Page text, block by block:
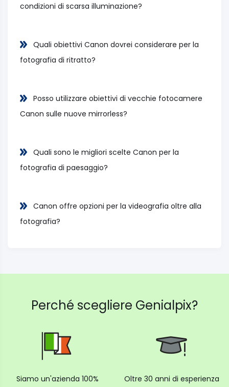
condizioni di scarsa illuminazione?
Quali obiettivi Canon dovrei considerare per la
fotografia di ritratto?
Posso utilizzare obiettivi di vecchie fotocamere
Canon sulle nuove mirrorless?
Quali sono le migliori scelte Canon per la
fotografia di paesaggio?
Canon offre opzioni per la videografia oltre alla
fotografia?
Perché scegliere Genialpix?
Siamo un'azienda 100%
Oltre 30 anni di esperienza